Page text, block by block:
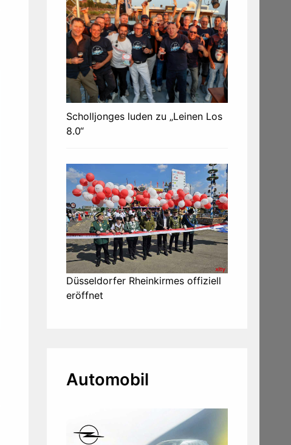
Scholljonges luden zu „Leinen Los
8.0“
Düsseldorfer Rheinkirmes offiziell
eröffnet
Automobil